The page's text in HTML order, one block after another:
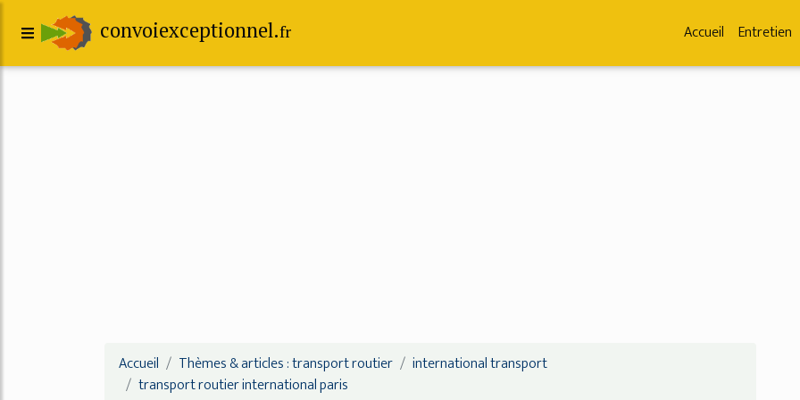
convoiexceptionnel.fr Accueil Entretien
Accueil Thèmes & articles : transport routier
international transport
transport routier international paris